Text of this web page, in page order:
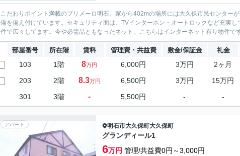
こだわりポイント満載のプリメーロ明石。家から402mの場所には大久保市民センター
備を備え付けています。セキュリティ面は、TVインターホン・オートロックなど充実
件で広々してます。今や必需品ともなったネット。こちらはインターネット有り物件で
部屋番号 所在階 賃料 管理費・共益費 敷金/保証金 礼金
103 1階 8万円 6,000円 3万円 2ヶ月
203 2階 8.3万円 6,500円 3万円 15万円
301 3階 - 5,500円 - -
アパート 明石市大久保町大久保町
グランディール1
6万円 管理/共益費0円～3,000円